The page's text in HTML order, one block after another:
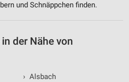
und Schnäppchen finden.
der Nähe von
› Alsbach